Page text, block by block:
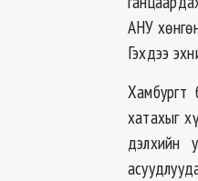
АНУ
Гэхдээ
Хамбургт
хатахыг
дэлхийн